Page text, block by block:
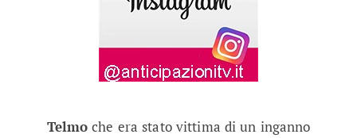
Telmo che era stato vittima di un inganno